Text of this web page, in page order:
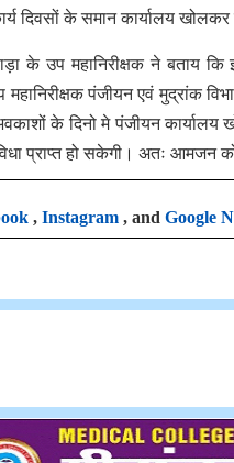
दिवसों के समान कार्यालय
के उप महानिरीक्षक ने बताय
पंजीयन एवं मुद्रांक
के दिनो मे पंजीयन
प्राप्त हो सकेगी। अतः आमजन
, Instagram , and Google